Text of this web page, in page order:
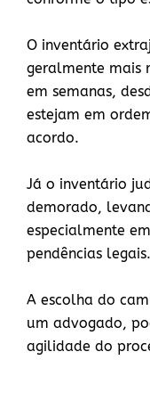
O inventário
geralmente mais
em semanas,
estejam em
acordo.
Já o inventário
demorado,
especialmente
pendências legais.
A escolha do
um advogado,
agilidade do